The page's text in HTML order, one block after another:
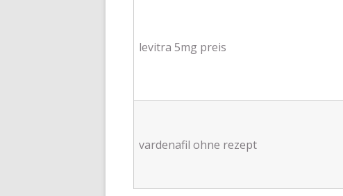
levitra 5mg preis
vardenafil ohne rezept